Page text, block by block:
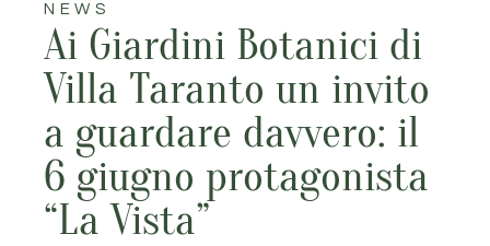
NEWS
Ai Giardini Botanici di
Villa Taranto un invito
a guardare davvero: il
6 giugno protagonista
“La Vista”